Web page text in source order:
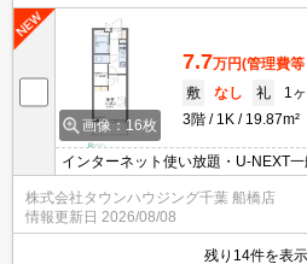
画像：16枚
7.7万円(管理費
敷
なし 礼
1
3階
1K 19.87m²
インターネット使い放題・U-NEXT
株式会社タウンハウジング千葉 船橋店
情報更新日 2026/08/08
残り14件を表